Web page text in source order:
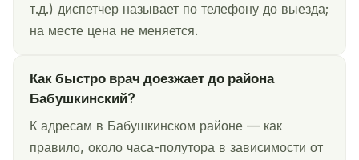
т.д.) диспетчер называет по телефону до выезда;
на месте цена не меняется.
Как быстро врач доезжает до района
Бабушкинский?
К адресам в Бабушкинском районе — как
правило, около часа-полутора в зависимости от